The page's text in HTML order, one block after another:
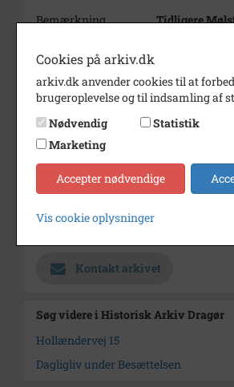
Bemærkning
Tidligere
Periode
Fotograf
Ukendt
Materiale
Arkivets
Se på kort
Type
Sogn (1000-
Kontakt arkivet
Søg videre i Historisk Arkiv Dragør
Hollændervej 15
Dagligliv under Besættelsen
Cookies på arkiv.dk
arkiv.dk anvender cookies til at
brugeroplevelse og til indsamling af
Nødvendig
Statistik
Marketing
Accepter nødvendige
Vis cookie oplysninger